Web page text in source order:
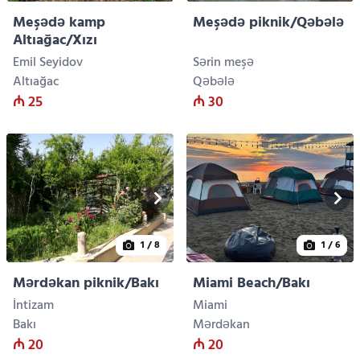
Meşədə kamp
Altıağac/Xızı
Emil Seyidov
Altıağac
₼ 25
Meşədə piknik/Qəbələ
Sərin meşə
Qəbələ
₼ 30
1 / 8
Mərdəkan piknik/Bakı
İntizam
Bakı
₼ 20
1 / 6
Miami Beach/Bakı
Miami
Mərdəkan
₼ 20